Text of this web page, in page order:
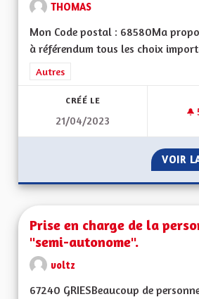
THOMAS
Mon Code postal : 68580Ma
à référendum tous les choix
Filtrer les résultats de la catégorie :
Autres
CRÉÉ LE
21/04/2023
VOIR
Prise en charge de la
"semi-autonome".
voltz
67240 GRIESBeaucoup de